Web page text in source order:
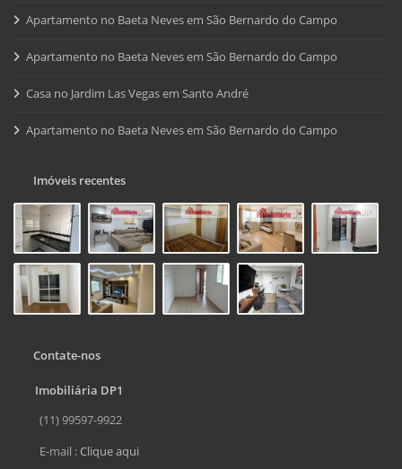
Apartamento no Baeta Neves em São Bernardo do Campo
Apartamento no Baeta Neves em São Bernardo do Campo
Casa no Jardim Las Vegas em Santo André
Apartamento no Baeta Neves em São Bernardo do Campo
Imóveis recentes
Contate-nos
Imobiliária DP1
(11) 99597-9922
E-mail :Clique aqui